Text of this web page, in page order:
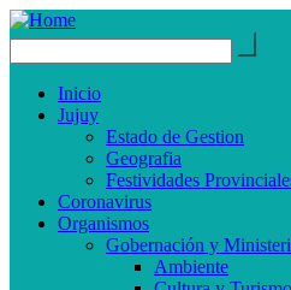
Inicio
Jujuy
Estado de Gestion
Geografia
Festividades
Coronavirus
Organismos
Gobernación y
Ambiente